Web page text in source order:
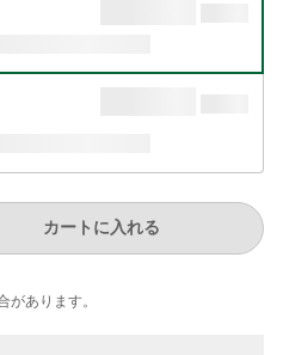
カートに入れる
あります。